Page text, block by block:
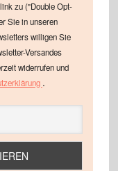
zu ("Double Opt-
Sie in unseren
willigen Sie
Versandes
widerrufen und
.